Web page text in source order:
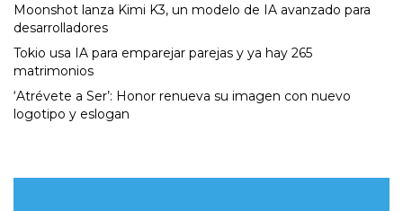
Moonshot lanza Kimi K3, un modelo de IA avanzado para
desarrolladores
Tokio usa IA para emparejar parejas y ya hay 265
matrimonios
‘Atrévete a Ser’: Honor renueva su imagen con nuevo
logotipo y eslogan